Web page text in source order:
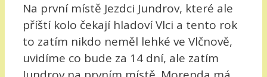
Na první místě Jezdci Jundrov, které ale
příští kolo čekají hladoví Vlci a tento rok
to zatím nikdo neměl lehké ve Vlčnově,
uvidíme co bude za 14 dní, ale zatím